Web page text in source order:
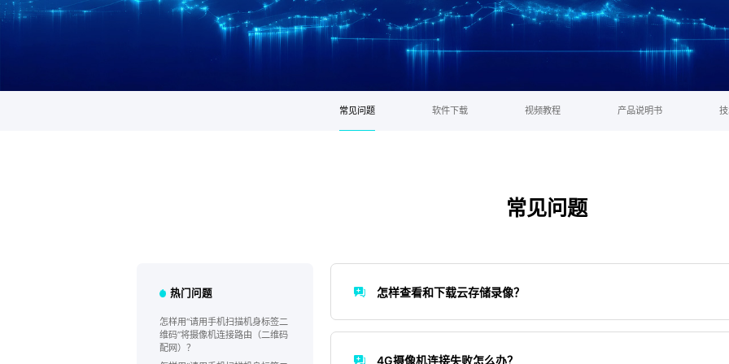
常见问题 软件下载 视频教程 产品说明书
常见问题
热门问题
怎样用“请用手机扫描机身标签二
维码”将摄像机连接路由（二维码
配网）？
怎样查看和下载云存储录像？
4G摄像机连接失败怎么办？